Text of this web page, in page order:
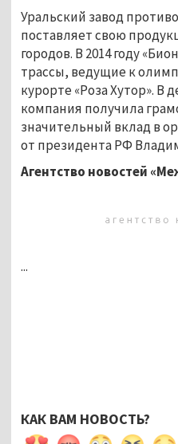
Уральский завод
поставляет свою
городов. В 2014 году
трассы, ведущие к
курорте «Роза Хутор». В
компания получила
значительный вклад в
от президента РФ
Агентство новостей
...
КАК ВАМ НОВОСТЬ?